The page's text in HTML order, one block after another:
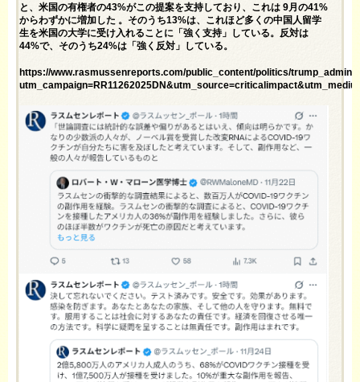
と、米国の有権者の43%がこの提案を支持しており、これは 9月の41%
からわずかに増加した 。そのうち13%は、これほど多くの中国人留学
生を米国の大学に受け入れることに「強く支持」している。反対は
44%で、そのうち24%は「強く反対」している。
https://www.rasmussenreports.com/public_content/politics/